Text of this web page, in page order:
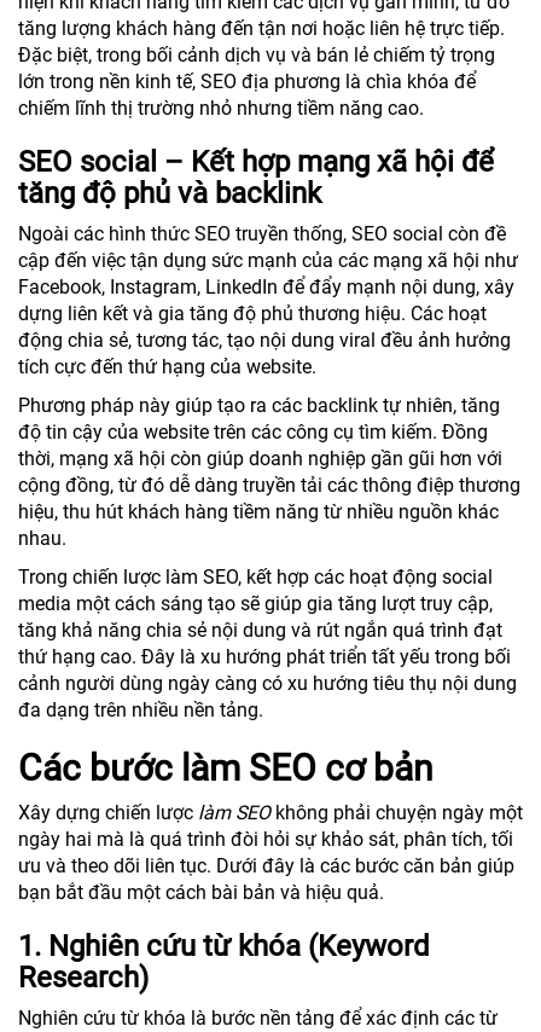
tăng lượng khách hàng đến tận nơi hoặc liên hệ trực tiếp.
Đặc biệt, trong bối cảnh dịch vụ và bán lẻ chiếm tỷ trọng
lớn trong nền kinh tế, SEO địa phương là chìa khóa để
chiếm lĩnh thị trường nhỏ nhưng tiềm năng cao.
SEO social – Kết hợp mạng xã hội để
tăng độ phủ và backlink
Ngoài các hình thức SEO truyền thống, SEO social còn đề
cập đến việc tận dụng sức mạnh của các mạng xã hội như
Facebook, Instagram, LinkedIn để đẩy mạnh nội dung, xây
dựng liên kết và gia tăng độ phủ thương hiệu. Các hoạt
động chia sẻ, tương tác, tạo nội dung viral đều ảnh hưởng
tích cực đến thứ hạng của website.
Phương pháp này giúp tạo ra các backlink tự nhiên, tăng
độ tin cậy của website trên các công cụ tìm kiếm. Đồng
thời, mạng xã hội còn giúp doanh nghiệp gần gũi hơn với
cộng đồng, từ đó dễ dàng truyền tải các thông điệp thương
hiệu, thu hút khách hàng tiềm năng từ nhiều nguồn khác
nhau.
Trong chiến lược làm SEO, kết hợp các hoạt động social
media một cách sáng tạo sẽ giúp gia tăng lượt truy cập,
tăng khả năng chia sẻ nội dung và rút ngắn quá trình đạt
thứ hạng cao. Đây là xu hướng phát triển tất yếu trong bối
cảnh người dùng ngày càng có xu hướng tiêu thụ nội dung
đa dạng trên nhiều nền tảng.
Các bước làm SEO cơ bản
Xây dựng chiến lược làm SEOkhông phải chuyện ngày một
ngày hai mà là quá trình đòi hỏi sự khảo sát, phân tích, tối
ưu và theo dõi liên tục. Dưới đây là các bước căn bản giúp
bạn bắt đầu một cách bài bản và hiệu quả.
1. Nghiên cứu từ khóa (Keyword
Research)
Nghiên cứu từ khóa là bước nền tảng để xác định các từ